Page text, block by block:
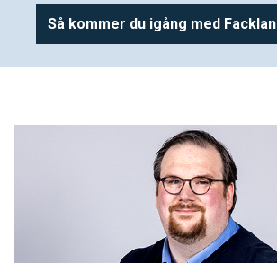
Så kommer du igång med Facklan